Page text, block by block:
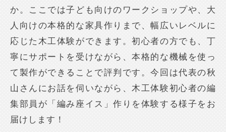
か。ここでは子ども向けのワークショップや、大
人向けの本格的な家具作りまで、幅広いレベルに
応じた木工体験ができます。初心者の方でも、丁
寧にサポートを受けながら、本格的な機械を使っ
て製作ができることで評判です。今回は代表の秋
山さんにお話を伺いながら、木工体験初心者の編
集部員が「編み座イス」作りを体験する様子をお
届けします！